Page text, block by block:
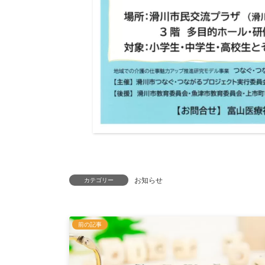
カテゴリー お知らせ
前の記事